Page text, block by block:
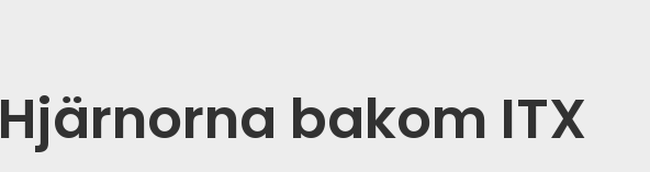
Hjärnorna bakom ITX